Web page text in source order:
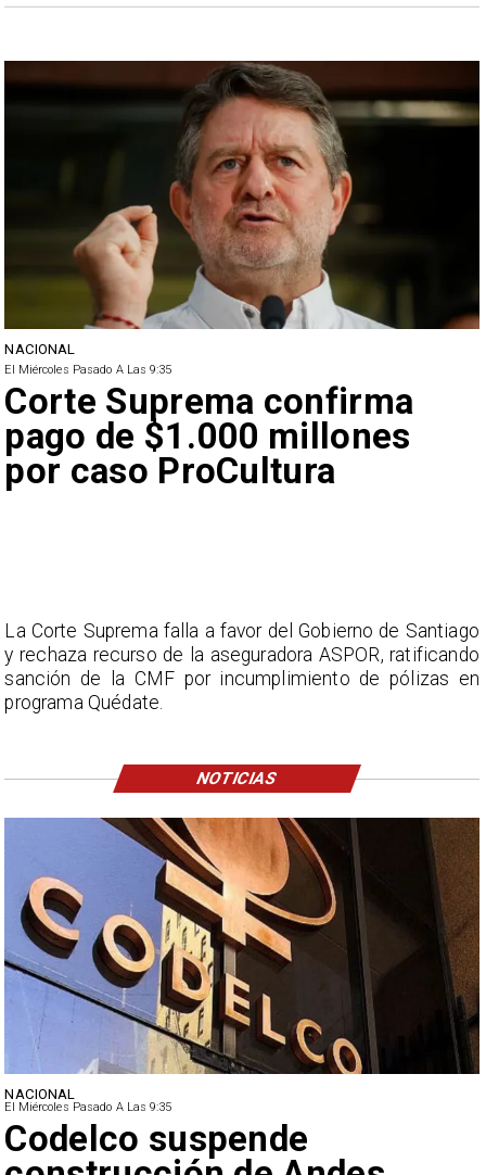
NACIONAL
El Miércoles Pasado A Las 9:35
Lluvias históricas en Chile:
NACIONAL
El Miércoles Pasado A Las 9:35
Corte Suprema confirma
pago de $1.000 millones
por caso ProCultura
La Corte Suprema falla a favor del Gobierno de Santiago
y rechaza recurso de la aseguradora ASPOR, ratificando
sanción de la CMF por incumplimiento de pólizas en
programa Quédate.
NOTICIAS